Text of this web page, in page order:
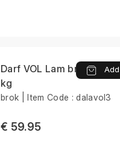
Darf VOL Lam brok 15
kg
brok | Item Code : dalavol3
€ 59.95